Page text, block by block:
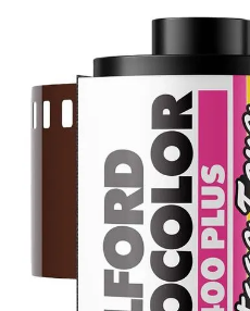
canon sx740 hs
lavaliera
sony fx
card memorie
dji mic mini